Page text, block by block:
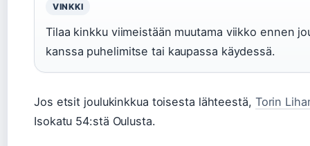
VINKKI
Tilaa kinkku viimeistään muutama viikko ennen
kanssa puhelimitse tai kaupassa käydessä.
Jos etsit joulukinkkua toisesta lähteestä, Torin
Isokatu 54:stä Oulusta.